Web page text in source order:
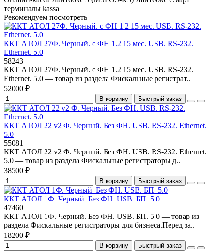
терминалы kassa
Рекомендуем посмотреть
ККТ АТОЛ 27Ф. Черный. с ФН 1.2 15 мес. USB. RS-232.
Ethernet. 5.0
58243
ККТ АТОЛ 27Ф. Черный. с ФН 1.2 15 мес. USB. RS-232.
Ethernet. 5.0 — товар из раздела Фискальные регистрат..
52000 ₽
В корзину Быстрый заказ
ККТ АТОЛ 22 v2 Ф. Черный. Без ФН. USB. RS-232. Ethernet.
5.0
55081
ККТ АТОЛ 22 v2 Ф. Черный. Без ФН. USB. RS-232. Ethernet.
5.0 — товар из раздела Фискальные регистраторы д..
38500 ₽
В корзину Быстрый заказ
ККТ АТОЛ 1Ф. Черный. Без ФН. USB. БП. 5.0
47460
ККТ АТОЛ 1Ф. Черный. Без ФН. USB. БП. 5.0 — товар из
раздела Фискальные регистраторы для бизнеса.Перед за..
18200 ₽
В корзину Быстрый заказ